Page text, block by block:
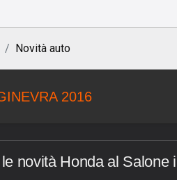
Novità auto
2016
novità Honda al Salone